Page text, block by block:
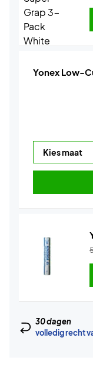
Yonex Low-
30 dagen
volledig recht